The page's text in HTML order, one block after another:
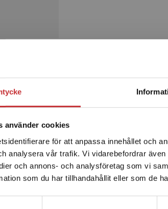
använder cookies
för att anpassa innehållet och
analysera vår trafik. Vi vidarebefordrar
och annons- och analysföretag som vi
som du har tillhandahållit eller som de
Begränsad
Det verkar som att du
enhet utanför Sverige. Vi
Sverige. För att kunna slutföra
leveransadressen vara i